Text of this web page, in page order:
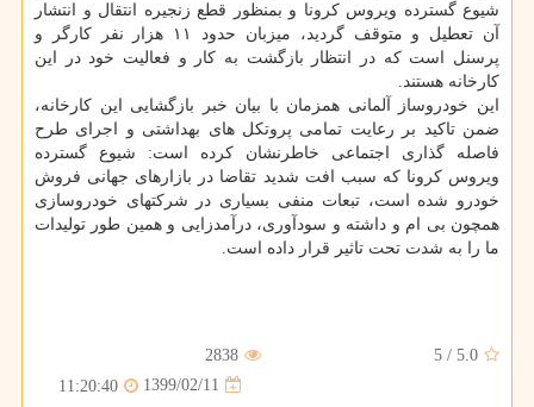
شیوع گسترده ویروس کرونا و بمنظور قطع زنجیره انتقال و انتشار
آن تعطیل و متوقف گردید، میزبان حدود ۱۱ هزار نفر کارگر و
پرسنل است که در انتظار بازگشت به کار و فعالیت خود در این
کارخانه هستند.
این خودروساز آلمانی همزمان با بیان خبر بازگشایی این کارخانه،
ضمن تاکید بر رعایت تمامی پروتکل های بهداشتی و اجرای طرح
فاصله گذاری اجتماعی خاطرنشان کرده است: شیوع گسترده
ویروس کرونا که سبب افت شدید تقاضا در بازارهای جهانی فروش
خودرو شده است، تبعات منفی بسیاری در شرکتهای خودروسازی
همچون بی ام و داشته و سودآوری، درآمدزایی و همین طور تولیدات
ما را به شدت تحت تاثیر قرار داده است.
5.0
/
5
2838
1399/02/11
11:20:40